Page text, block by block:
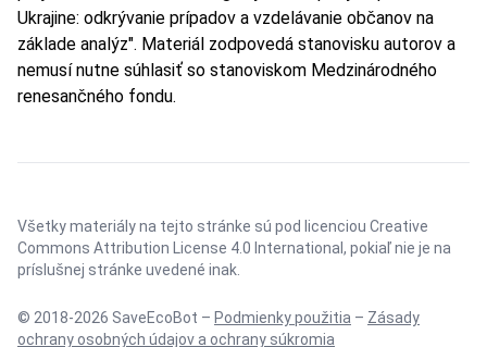
Ukrajine: odkrývanie prípadov a vzdelávanie občanov na
základe analýz". Materiál zodpovedá stanovisku autorov a
nemusí nutne súhlasiť so stanoviskom Medzinárodného
renesančného fondu.
Všetky materiály na tejto stránke sú pod licenciou Creative
Commons Attribution License 4.0 International , pokiaľ nie je na
príslušnej stránke uvedené inak.
© 2018-2026 SaveEcoBot – Podmienky použitia – Zásady
ochrany osobných údajov a ochrany súkromia